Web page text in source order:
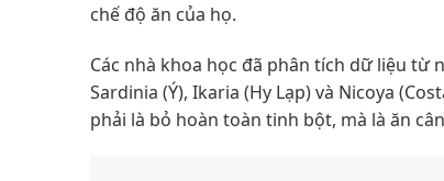
chế độ ăn của họ.
Các nhà khoa học đã phân tích dữ liệu từ
Sardinia (Ý), Ikaria (Hy Lạp) và Nicoya
phải là bỏ hoàn toàn tinh bột, mà là ăn